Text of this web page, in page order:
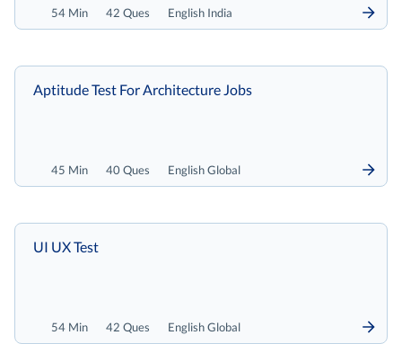
54 Min 42 Ques English India
45 Min 40 Ques English Global
Aptitude Test For Architecture Jobs
54 Min 42 Ques English Global
UI UX Test